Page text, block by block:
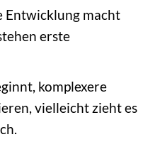
Entwicklung macht
erste
komplexere
vielleicht zieht es